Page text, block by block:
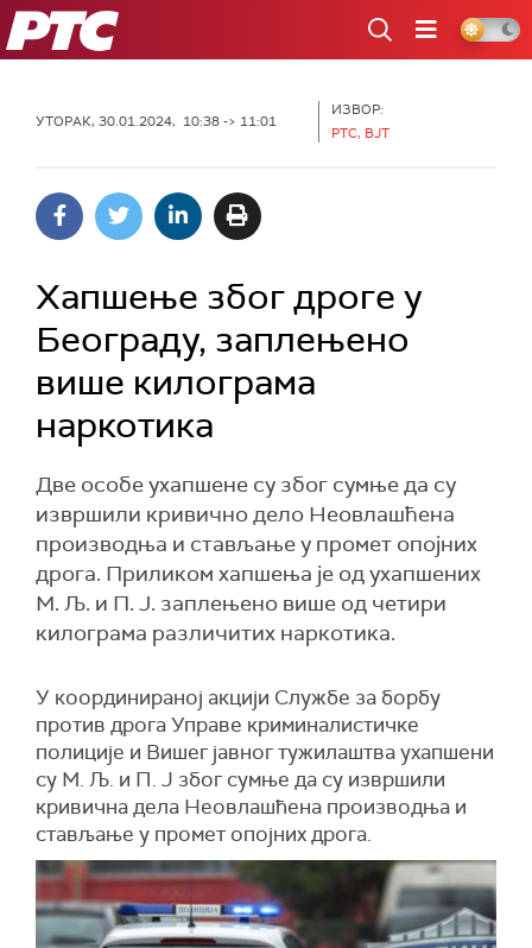
РТС
УТОРАК, 30.01.2024, 10:38 -> 11:01
ИЗВОР:
РТС, ВЈТ
Хапшење због дроге у
Београду, заплењено
више килограма
наркотика
Две особе ухапшене су због сумње да су
извршили кривично дело Неовлашћена
производња и стављање у промет опојних
дрога. Приликом хапшења је од ухапшених
М. Љ. и П. Ј. заплењено више од четири
килограма различитих наркотика.
У координираној акцији Службе за борбу
против дрога Управе криминалистичке
полиције и Вишег јавног тужилаштва ухапшени
су М. Љ. и П. Ј због сумње да су извршили
кривична дела Неовлашћена производња и
стављање у промет опојних дрога.